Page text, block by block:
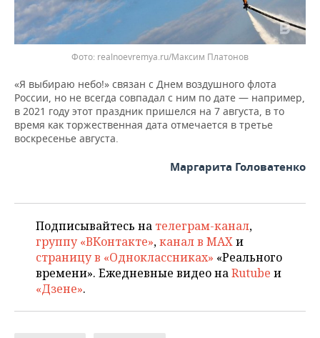
Фото: realnoevremya.ru/Максим Платонов
«Я выбираю небо!» связан с Днем воздушного флота
России, но не всегда совпадал с ним по дате — например,
в 2021 году этот праздник пришелся на 7 августа, в то
время как торжественная дата отмечается в третье
воскресенье августа.
Маргарита Головатенко
Подписывайтесь на телеграм-канал,
группу «ВКонтакте»,канал в MAXи
страницу в «Одноклассниках» «Реального
времени». Ежедневные видео наRutube и
«Дзене».